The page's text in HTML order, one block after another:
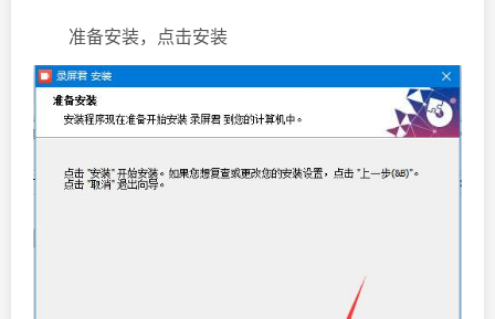
准备安装，点击安装